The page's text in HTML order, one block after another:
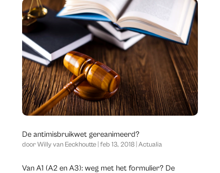
De antimisbruikwet gereanimeerd?
doorWilly van Eeckhoutte| feb 13, 2018| Actualia
Van A1 (A2 en A3): weg met het formulier? De